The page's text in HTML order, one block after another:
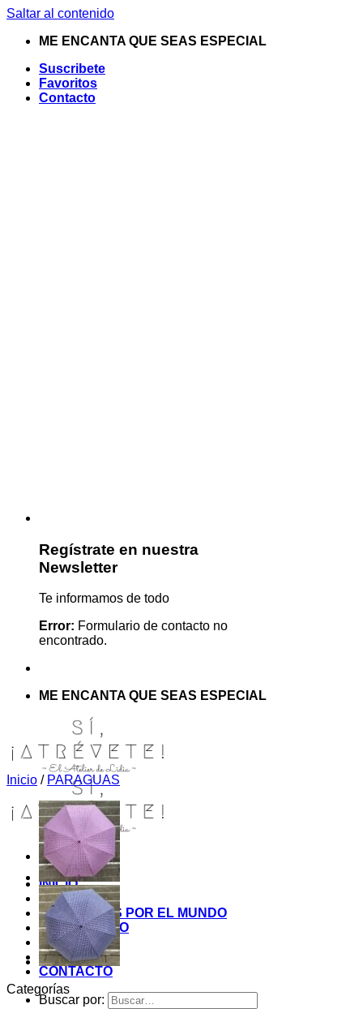
Saltar al contenido
ME ENCANTA QUE SEAS ESPECIAL
Suscribete
Favoritos
Contacto
Regístrate en nuestra
Newsletter
Te informamos de todo
Error: Formulario de contacto no
encontrado.
ME ENCANTA QUE SEAS ESPECIAL
INICIO
TIENDA
MIS COSITAS POR EL MUNDO
EL COMIENZO
BLOG
PAGOS
CONTACTO
Buscar por:
Inicio / PARAGUAS
Categorías